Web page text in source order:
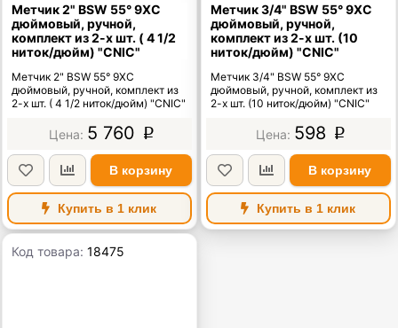
Метчик 2" BSW 55° 9ХС
дюймовый, ручной,
комплект из 2-х шт. ( 4 1/2
ниток/дюйм) "CNIC"
Метчик 2" BSW 55° 9ХС
дюймовый, ручной, комплект из
2-х шт. ( 4 1/2 ниток/дюйм) "CNIC"
5 760 p
В корзину
Купить в 1 клик
Метчик 3/4" BSW 55° 9ХС
дюймовый, ручной,
комплект из 2-х шт. (10
ниток/дюйм) "CNIC"
Метчик 3/4" BSW 55° 9ХС
дюймовый, ручной, комплект из
2-х шт. (10 ниток/дюйм) "CNIC"
598 p
В корзину
Купить в 1 клик
Код товара:18475